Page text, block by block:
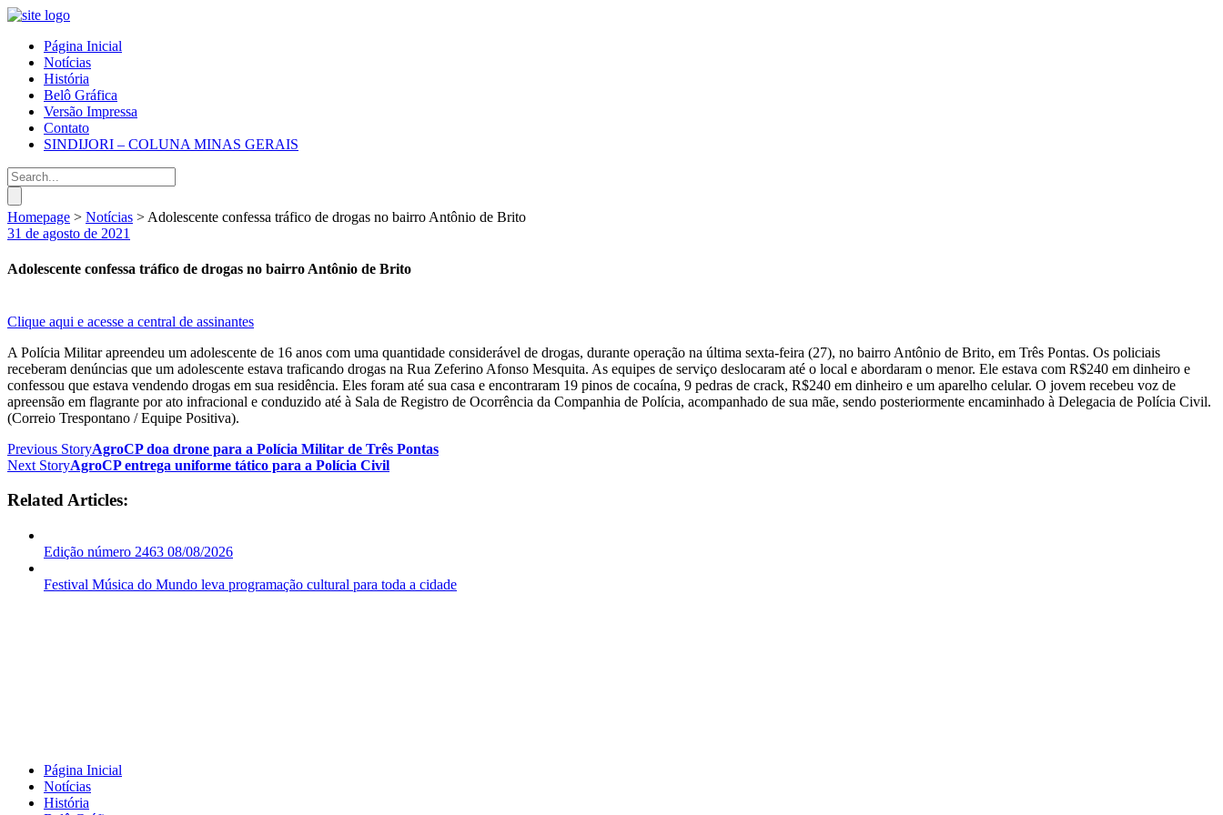
Página Inicial
Notícias
História
Belô Gráfica
Versão Impressa
Contato
SINDIJORI – COLUNA MINAS GERAIS
Homepage > Notícias > Adolescente confessa tráfico de drogas no bairro Antônio de Brito
31 de agosto de 2021
Adolescente confessa tráfico de drogas no bairro Antônio de Brito
Clique aqui e acesse a central de assinantes
A Polícia Militar apreendeu um adolescente de 16 anos com uma quantidade considerável de drogas, durante operação na última sexta-feira (27), no bairro Antônio de Brito, em Três Pontas. Os policiais
receberam denúncias que um adolescente estava traficando drogas na Rua Zeferino Afonso Mesquita. As equipes de serviço deslocaram até o local e abordaram o menor. Ele estava com R$240 em dinheiro e
confessou que estava vendendo drogas em sua residência. Eles foram até sua casa e encontraram 19 pinos de cocaína, 9 pedras de crack, R$240 em dinheiro e um aparelho celular. O jovem recebeu voz de
apreensão em flagrante por ato infracional e conduzido até à Sala de Registro de Ocorrência da Companhia de Polícia, acompanhado de sua mãe, sendo posteriormente encaminhado à Delegacia de Polícia Civil.
(Correio Trespontano / Equipe Positiva).
Previous StoryAgroCP doa drone para a Polícia Militar de Três Pontas
Next StoryAgroCP entrega uniforme tático para a Polícia Civil
Related Articles:
Edição número 2463 08/08/2026
Festival Música do Mundo leva programação cultural para toda a cidade
Página Inicial
Notícias
História